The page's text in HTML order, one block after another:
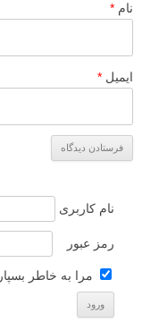
نام *
ایمیل *
نام کاربری
رمز عبور
مرا به خاطر بسپار